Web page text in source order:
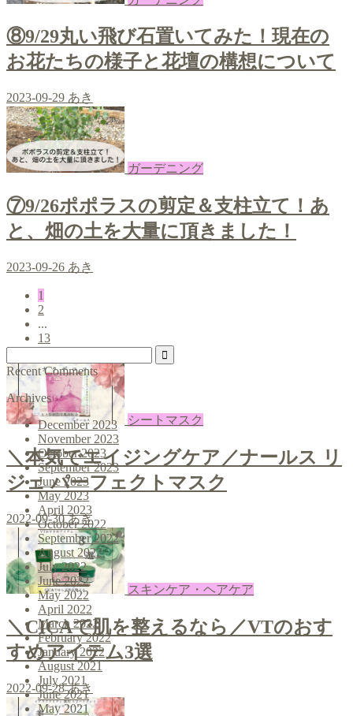
⑧9/29丸い飛び石置いてみた！現在の
お花たちの様子と花壇の構想について
2023-09-29 あき
ガーデニング
⑦9/26ポポラスの剪定＆支柱立て！あ
と、畑の土を大量に頂きました！
2023-09-26 あき
1
2
...
13
シートマスク
＼本気でエイジングケア／ナールス リ
ジェ パーフェクトマスク
2022-09-30 あき
スキンケア・ヘアケア
＼CICAで肌を整えるなら／VTのおす
すめアイテム3選
2022-09-28 あき
Recent Comments
Archives
December 2023
November 2023
October 2023
September 2023
June 2023
May 2023
April 2023
October 2022
September 2022
August 2022
July 2022
June 2022
May 2022
April 2022
March 2022
February 2022
January 2022
August 2021
July 2021
June 2021
May 2021